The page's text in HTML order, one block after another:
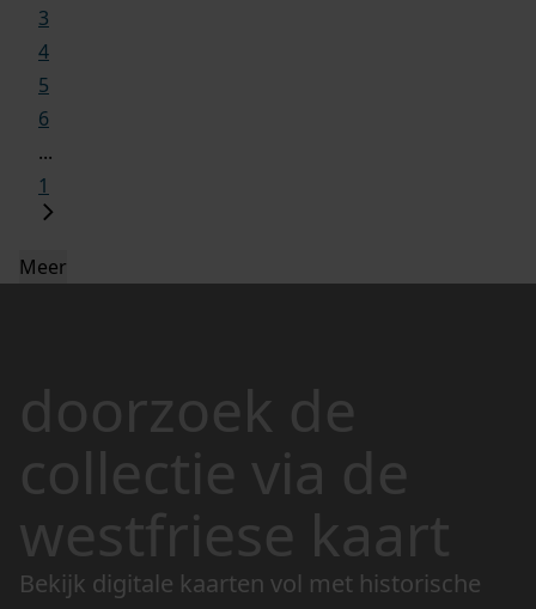
3
4
5
6
...
1
Meer
doorzoek de
collectie via de
westfriese kaart
Bekijk digitale kaarten vol met historische